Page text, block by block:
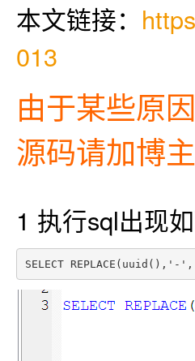
本文链接：
013
由于某些原
源码请加博
1 执行sql出现
SELECT REPLACE(uuid(),'-